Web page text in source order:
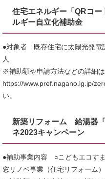
住宅エネルギー「QRコ
ルギー自立化補助金
●対象者 既存住宅に太陽光発電
人
※補助額や申請方法などの詳細
https://www.pref.nagano.lg.jp/
い。
新築リフォーム 給湯器
ネ2023キャンペーン
●補助事業内容 ○こどもエコす
窓リノベ事業（住宅リフォーム